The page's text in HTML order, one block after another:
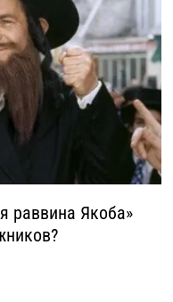
раввина Якоба»